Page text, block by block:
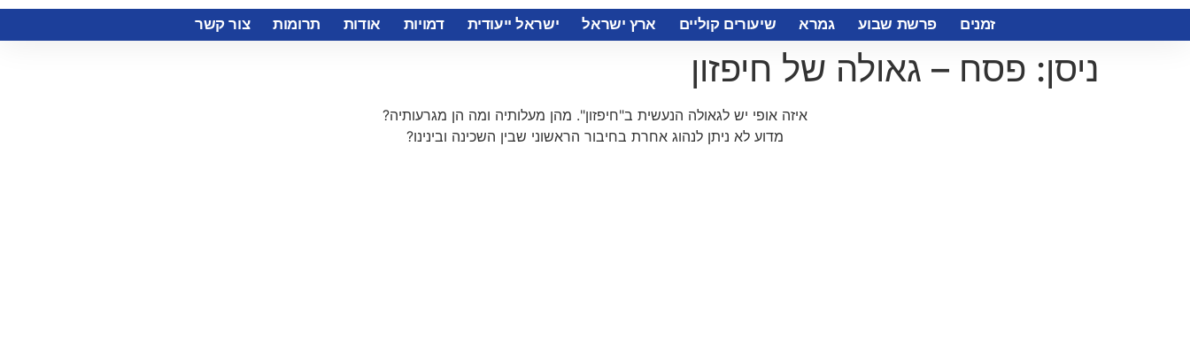
זמנים פרשת שבוע גמרא שיעורים קוליים ארץ ישראל ישראל ייעודית דמויות אודות תרומות צור קשר
ניסן: פסח – גאולה של חיפזון
איזה אופי יש לגאולה הנעשית ב"חיפזון". מהן מעלותיה ומה הן מגרעותיה?
מדוע לא ניתן לנהוג אחרת בחיבור הראשוני שבין השכינה ובינינו?